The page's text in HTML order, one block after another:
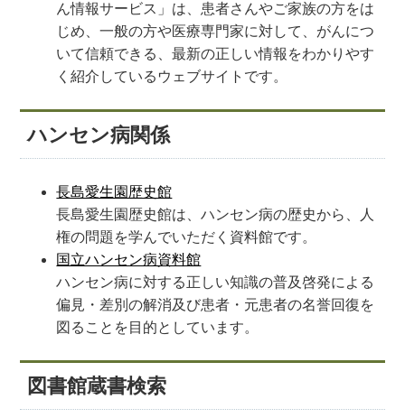
ん情報サービス」は、患者さんやご家族の方をは
じめ、一般の方や医療専門家に対して、がんにつ
いて信頼できる、最新の正しい情報をわかりやす
く紹介しているウェブサイトです。
ハンセン病関係
長島愛生園歴史館
長島愛生園歴史館は、ハンセン病の歴史から、人
権の問題を学んでいただく資料館です。
国立ハンセン病資料館
ハンセン病に対する正しい知識の普及啓発による
偏見・差別の解消及び患者・元患者の名誉回復を
図ることを目的としています。
図書館蔵書検索